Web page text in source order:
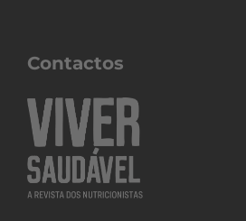
Contactos